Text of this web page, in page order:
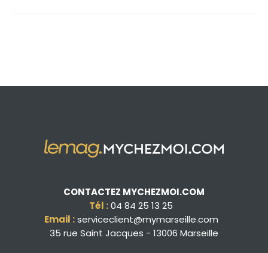
CONTACTEZ MYCHEZMOI.COM
Tél :04 84 25 13 25
Email : serviceclient@mymarseille.com
35 rue Saint Jacques - 13006 Marseille